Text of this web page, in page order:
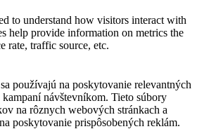
to understand how visitors interact with
help provide information on metrics the
rate, traffic source, etc.
používajú na poskytovanie relevantných
návštevníkom. Tieto súbory
na rôznych webových stránkach a
poskytovanie prispôsobených reklám.